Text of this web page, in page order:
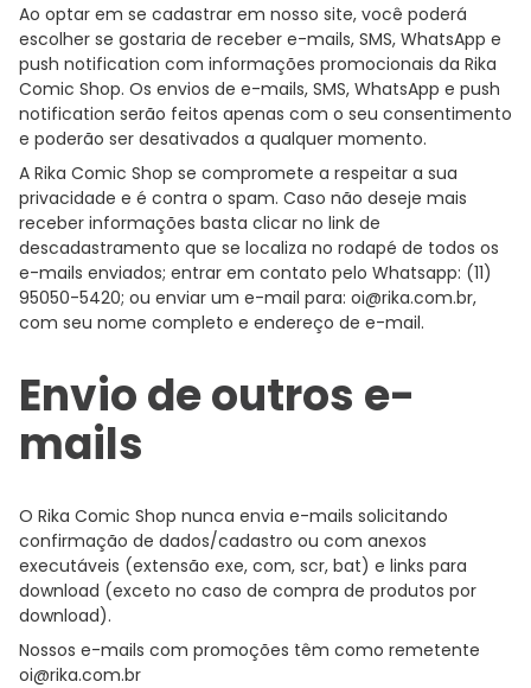
Ao optar em se cadastrar em nosso site, você poderá
escolher se gostaria de receber e-mails, SMS, WhatsApp e
push notification com informações promocionais da Rika
Comic Shop. Os envios de e-mails, SMS, WhatsApp e push
notification serão feitos apenas com o seu consentimento
e poderão ser desativados a qualquer momento.
A Rika Comic Shop se compromete a respeitar a sua
privacidade e é contra o spam. Caso não deseje mais
receber informações basta clicar no link de
descadastramento que se localiza no rodapé de todos os
e-mails enviados; entrar em contato pelo Whatsapp: (11)
95050-5420; ou enviar um e-mail para: oi@rika.com.br,
com seu nome completo e endereço de e-mail.
Envio de outros e-
mails
O Rika Comic Shop nunca envia e-mails solicitando
confirmação de dados/cadastro ou com anexos
executáveis (extensão exe, com, scr, bat) e links para
download (exceto no caso de compra de produtos por
download).
Nossos e-mails com promoções têm como remetente
oi@rika.com.br